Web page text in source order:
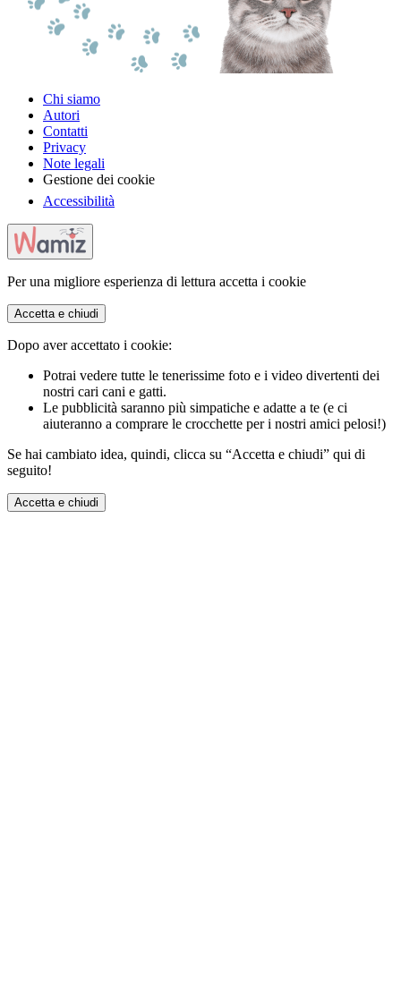
Chi siamo
Autori
Contatti
Privacy
Note legali
Gestione dei cookie
Accessibilità
Per una migliore esperienza di lettura accetta i cookie
Accetta e chiudi
Dopo aver accettato i cookie:
Potrai vedere tutte le tenerissime foto e i video divertenti dei
nostri cari cani e gatti.
Le pubblicità saranno più simpatiche e adatte a te (e ci
aiuteranno a comprare le crocchette per i nostri amici pelosi!)
Se hai cambiato idea, quindi, clicca su “Accetta e chiudi” qui di
seguito!
Accetta e chiudi